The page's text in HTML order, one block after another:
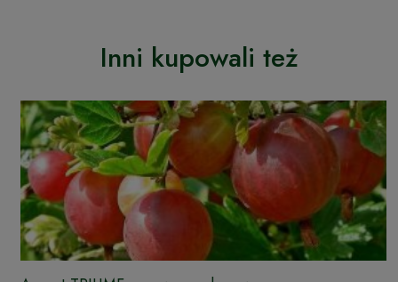
Inni kupowali też